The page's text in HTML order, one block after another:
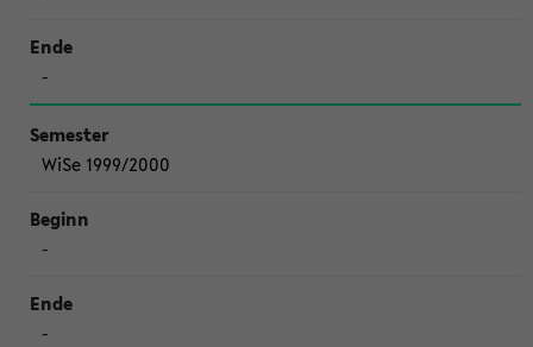
-
WiSe 1999/2000
-
-